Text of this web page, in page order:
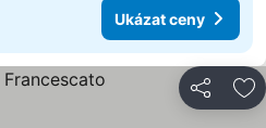
Ukázat ceny
Sdílet